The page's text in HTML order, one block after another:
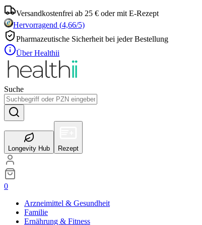
Versandkostenfrei ab 25 € oder mit E-Rezept
Hervorragend (4,66/5)
Pharmazeutische Sicherheit bei jeder Bestellung
Über Healthii
Suche
Longevity Hub Rezept
0
Arzneimittel & Gesundheit
Familie
Ernährung & Fitness